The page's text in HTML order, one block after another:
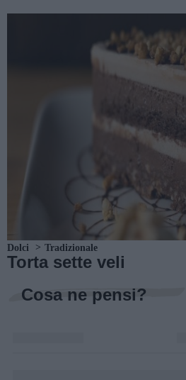
Dolci Tradizionale
Torta sette veli
Cosa ne pensi?